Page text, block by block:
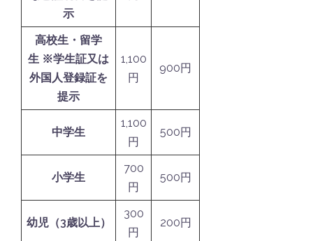
示
高校生・留学
生 ※学生証又は
外国人登録証を
提示
1,100
円
900円
中学生
1,100
円
500円
小学生
700
円
500円
幼児（3歳以上）
300
円
200円